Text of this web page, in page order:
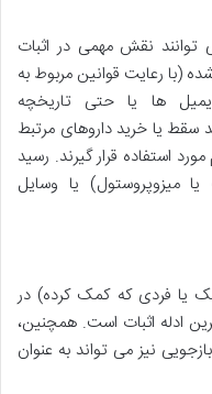
توانند نقش مهمی در اثبات
(با رعایت قوانین مربوط به
ها یا حتی تاریخچه
یا خرید داروهای مرتبط
استفاده قرار گیرند. رسید
میزوپروستول) یا وسایل
یا فردی که کمک کرده) در
ادله اثبات است. همچنین،
نیز می تواند به عنوان